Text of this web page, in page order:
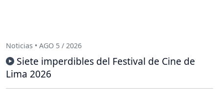
Noticias • AGO 5 / 2026
Siete imperdibles del Festival de Cine de
Lima 2026